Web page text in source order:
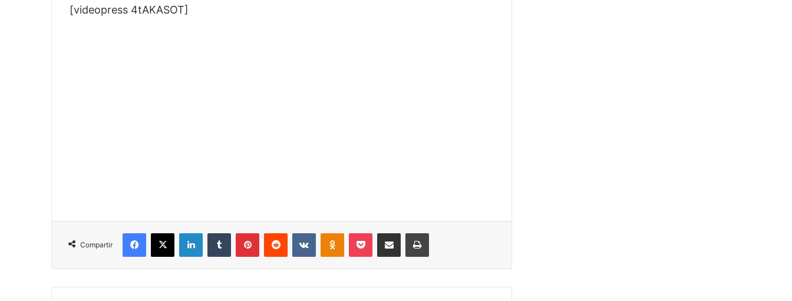
[videopress 4tAKASOT]
Compartir
Facebook
X LinkedInTumblr PinterestReddit VKontakteOdnoklassniki
Pocket Share via Email Print